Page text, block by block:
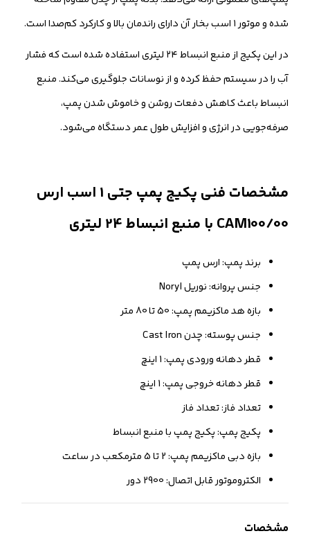
شده و موتور ۱ اسب بخار آن دارای راندمان بالا و کارکرد کم‌صدا است.
در این پکیج از منبع انبساط ۲۴ لیتری استفاده شده است که فشار
آب را در سیستم حفظ کرده و از نوسانات جلوگیری می‌کند. منبع
انبساط باعث کاهش دفعات روشن و خاموش شدن پمپ،
صرفه‌جویی در انرژی و افزایش طول عمر دستگاه می‌شود.
مشخصات فنی پکیج پمپ جتی 1 اسب ارس
CAM100/00 با منبع انبساط 24 لیتری
برند پمپ: ارس پمپ
جنس پروانه: نوریل Noryl
بازه هد ماکزیمم پمپ: 50 تا 80 متر
جنس پوسته: چدن Cast Iron
قطر دهانه ورودی پمپ: 1 اینچ
قطر دهانه خروجی پمپ: 1 اینچ
تعداد فاز: تعداد فاز
پکیج پمپ: پکیج پمپ با منبع انبساط
بازه دبی ماکزیمم پمپ: 2 تا 5 مترمکعب در ساعت
الکتروموتور قابل اتصال: 2900 دور
مشخصات